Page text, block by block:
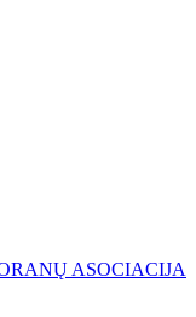
ASOCIACIJA